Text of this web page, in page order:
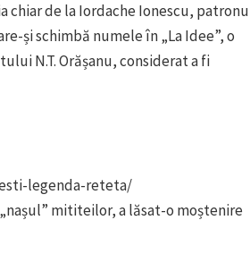
chiar de la Iordache Ionescu,
și schimbă numele în „La Idee”, o
N.T. Orășanu, considerat a fi
legenda-reteta/
mititeilor, a lăsat-o moștenire